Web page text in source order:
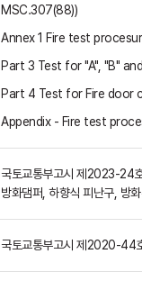
MSC.307(88))
Annex 1 Fire test procesures
Part 3 Test for "A", "B" and
Part 4 Test for Fire door
Appendix - Fire test
국토교통부고시 제2023-24호 「
방화댐퍼, 하향식 피난구, 방화유리
국토교통부고시 제2020-44호 「